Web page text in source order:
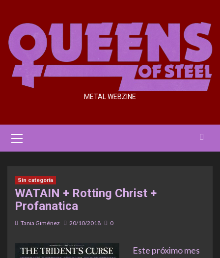
contenido
METAL WEBZINE
primario
Sin categoría
WATAIN + Rotting Christ +
Profanatica
Tania Giménez 20/10/2018 0
Este próximo mes